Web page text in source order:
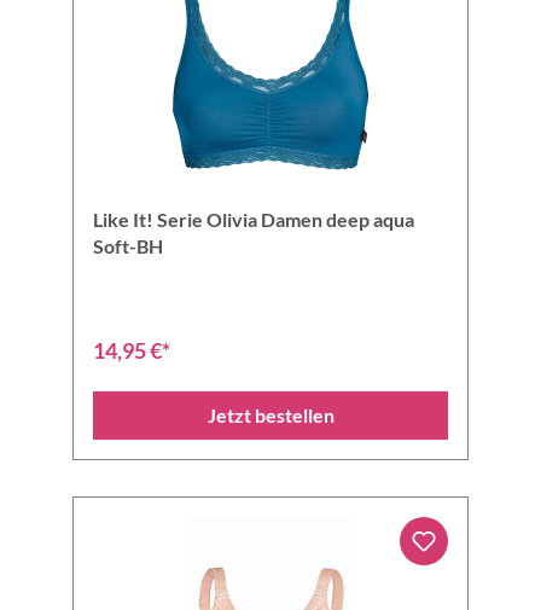
Like It! Serie Olivia Damen deep aqua
Soft-BH
14,95 €*
Jetzt bestellen